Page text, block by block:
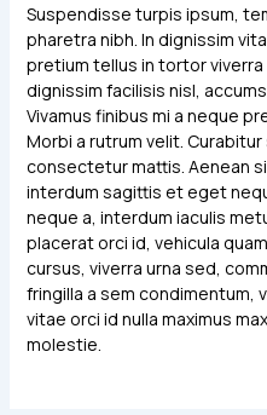
Suspendisse turpis ipsum,
pharetra nibh. In dignissim
pretium tellus in tortor viverra
dignissim facilisis nisl,
Vivamus finibus mi a neque
Morbi a rutrum velit.
consectetur mattis. Aenean
interdum sagittis et eget
neque a, interdum iaculis
placerat orci id, vehicula
cursus, viverra urna sed,
fringilla a sem condimentum,
vitae orci id nulla maximus
molestie.